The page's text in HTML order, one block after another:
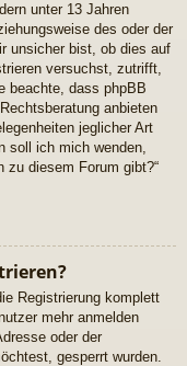
unter 13 Jahren
des oder der
unsicher bist, ob dies auf
versuchst, zutrifft,
beachte, dass phpBB
anbieten
jeglicher Art
soll ich mich wenden,
zu diesem Forum gibt?“
Registrierung komplett
mehr anmelden
oder der
gesperrt wurden.